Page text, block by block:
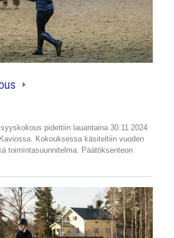
pidettiin lauantaina 30.11.2024
Kokouksessa käsiteltiin vuoden
toimintasuunnitelma. Päätöksenteon